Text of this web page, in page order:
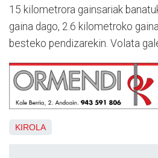
15 kilometrora gainsariak
gaina dago, 2.6 kilometroko
besteko pendizarekin. Volata
KIROLA